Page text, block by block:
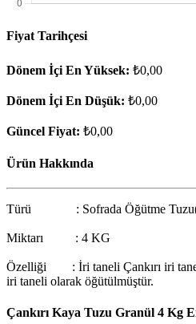
Fiyat Tarihçesi
Dönem İçi En Yüksek: ₺0,00
Dönem İçi En Düşük: ₺0,00
Güncel Fiyat: ₺0,00
Ürün Hakkında
Türü : Sofrada Öğütme
Miktarı : 4 KG
Özelliği : İri taneli Çankırı iri
iri taneli olarak öğütülmüştür.
Çankırı Kaya Tuzu Granül 4 Kg